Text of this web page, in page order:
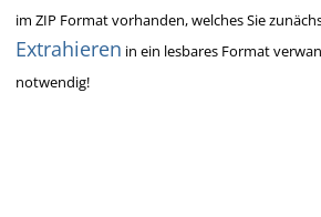
im ZIP Format vorhanden, welches Sie
Extrahieren in ein lesbares Format
notwendig!